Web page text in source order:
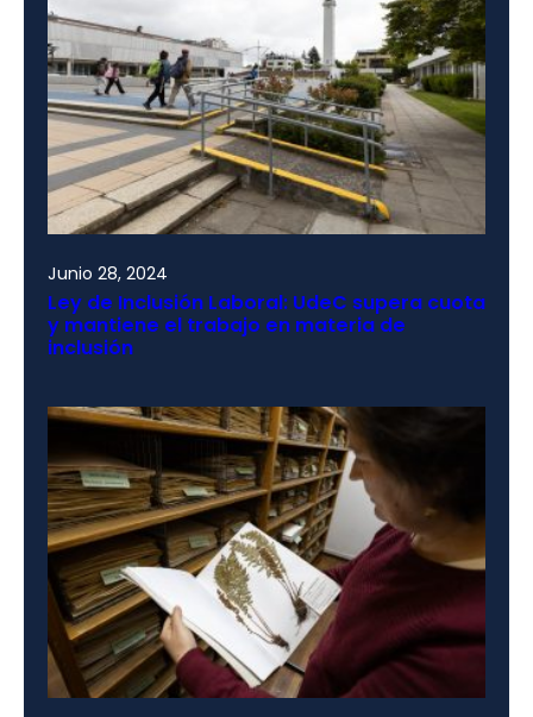
Junio 28, 2024
Ley de Inclusión Laboral: UdeC supera cuota
y mantiene el trabajo en materia de
inclusión